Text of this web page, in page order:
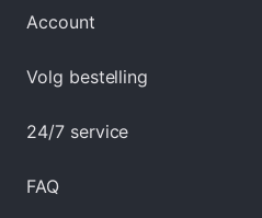
Account
Volg bestelling
24/7 service
FAQ